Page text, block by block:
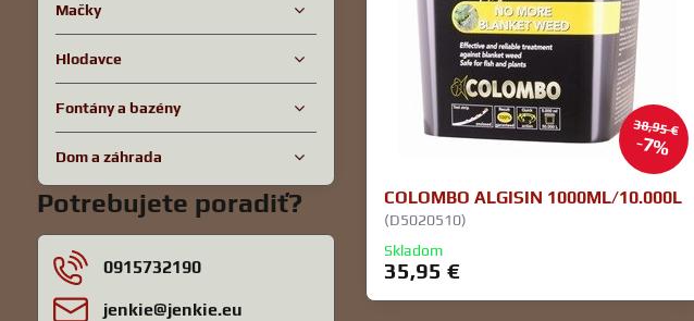
38,95 €
7%
COLOMBO ALGISIN 1000ML/10.000L
(D5020510)
Skladom
35,95 €
Mačky
Hlodavce
Fontány a bazény
Dom a záhrada
Potrebujete poradiť?
0915732190
jenkie​@jenkie​.eu